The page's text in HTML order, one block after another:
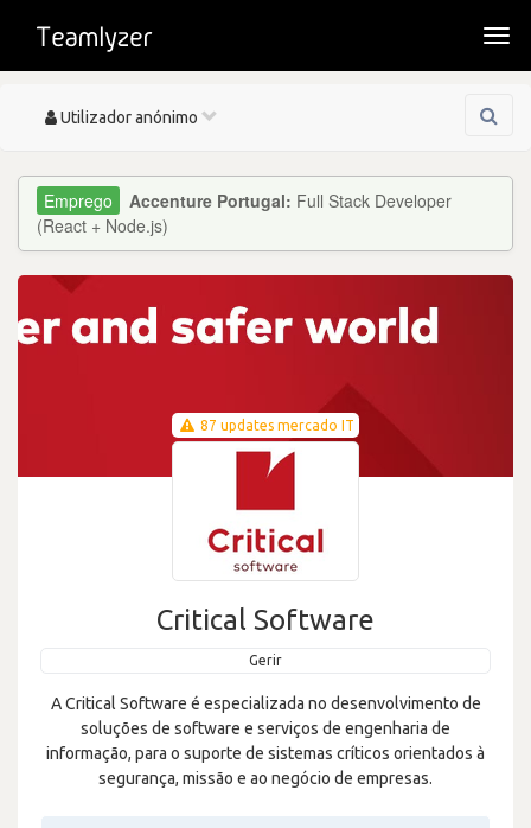
Toggle
Utilizador anónimo
Accenture Portugal: Full Stack Developer
(React + Node.js)
87 updates mercado IT
Critical Software
Gerir
A Critical Software é especializada no desenvolvimento de
soluções de software e serviços de engenharia de
informação, para o suporte de sistemas críticos orientados à
segurança, missão e ao negócio de empresas.